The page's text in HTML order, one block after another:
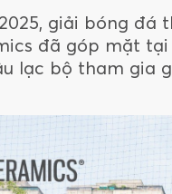
giải bóng
đã góp mặt
lạc bộ tham gia